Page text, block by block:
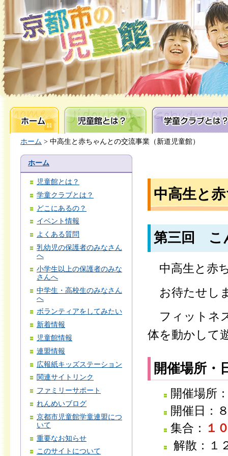
ホーム 児童館とは？ 学童クラブとは？
ホーム > 中高生と赤ちゃんとの交流事業（新道児童館）
ホーム
児童館とは？
学童クラブとは？
どこにあるの？
イベント情報
よくある質問
乳幼児の保護者のみなさん
へ
小学生以上の保護者のみな
さんへ
中学生・高校生のみなさん
へ
ボランティアをしてみたい
新着情報
児童館情報
連盟情報
広報紙キッズステーション
関連サイトリンク
ファミリーサポート
れんめいブログ
京都市児童館学童連盟につ
いて
重要なお知らせ
このサイトについて
中高生と
第三回 こ
中高生と赤
お待たせし
フィットネ
体を動かして
開催場所・
開催場所
開催日：
集合：
１
解散：１